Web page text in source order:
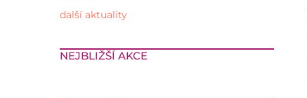
další aktuality
NEJBLIŽŠÍ AKCE